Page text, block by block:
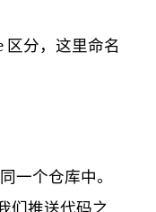
区分，这里命名
一个仓库中。